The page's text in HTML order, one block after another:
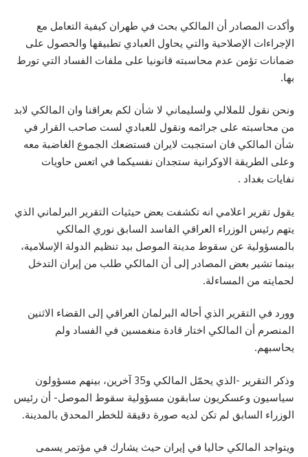
وأكدت المصادر أن المالكي بحث في طهران كيفية التعامل مع
الإجراءات الإصلاحية والتي يحاول العبادي تطبيقها والحصول على
ضمانات تؤمن عدم محاسبته قانونيا على ملفات الفساد التي تورط
بها.
ونحن نقول للملالي ولسليماني لا شأن لكم بعراقنا وان المالكي لابد
من محاسبته على جرائمه ونقول للعبادي لست صاحب القرار في
شأن المالكي فان استجبت لايران فستضعك الجموع الغاضبة معه
وعلى الطريقة الاوكرانية ستجدان نفسيكما في اتعس حاويات
نفايات بغداد .
يقول تقرير اعلامي انه تكشفت بعض حيثيات التقرير البرلماني الذي
يتهم رئيس الوزراء العراقي الفاسد السابق نوري المالكي
بالمسؤولية عن سقوط مدينة الموصل بيد تنظيم الدولة الإسلامية،
بينما تشير بعض المصادر إلى أن المالكي طلب من إيران التدخل
لحمايته من المساءلة.
وورد في التقرير الذي أحاله البرلمان العراقي إلى القضاء الاثنين
المنصرم أن المالكي اختار قادة منغمسين في الفساد ولم
يحاسبهم.
وذكر التقرير -الذي يحمّل المالكي و35 آخرين، بينهم مسؤولون
سياسيون وعسكريون سابقون مسؤولية سقوط الموصل- أن رئيس
الوزراء السابق لم تكن لديه صورة دقيقة للخطر المحدق بالمدينة.
ويتواجد المالكي حاليا في إيران حيث يشارك في مؤتمر يسمى